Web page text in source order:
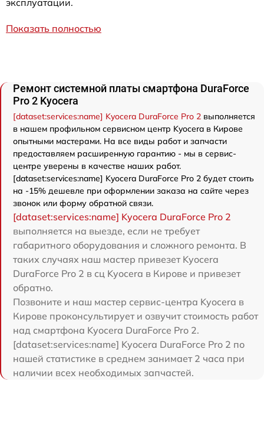
эксплуатации.
Показать полностью
Ремонт системной платы смартфона DuraForce
Pro 2 Kyocera
[dataset:services:name] Kyocera DuraForce Pro 2 выполняется
в нашем профильном сервисном центр Kyocera в Кирове
опытными мастерами. На все виды работ и запчасти
предоставляем расширенную гарантию - мы в сервис-
центре уверены в качестве наших работ.
[dataset:services:name] Kyocera DuraForce Pro 2 будет стоить
на -15% дешевле при оформлении заказа на сайте через
звонок или форму обратной связи.
[dataset:services:name] Kyocera DuraForce Pro 2
выполняется на выезде, если не требует
габаритного оборудования и сложного ремонта. В
таких случаях наш мастер привезет Kyocera
DuraForce Pro 2 в сц Kyocera в Кирове и привезет
обратно.
Позвоните и наш мастер сервис-центра Kyocera в
Кирове проконсультирует и озвучит стоимость работ
над смартфона Kyocera DuraForce Pro 2.
[dataset:services:name] Kyocera DuraForce Pro 2 по
нашей статистике в среднем занимает 2 часа при
наличии всех необходимых запчастей.